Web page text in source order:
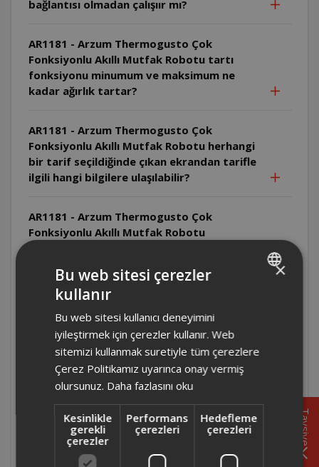
bağlantısı olmadan çalışıır mı?
AR1181 - Arzum Thermogusto Çok
Fonksiyonlu Akıllı Mutfak Robotu tartı
fonksiyonu minumum ve maksimum ne
kadar ağırlık tartar?
AR1181 - Arzum Thermogusto Çok
Fonksiyonlu Akıllı Mutfak Robotu herhangi
bir tarif seçildiğinde çıkan ekrandan tarifle
ilgili hangi bilgilere ulaşılabilir?
AR1181 - Arzum Thermogusto Çok
Fonksiyonlu Akıllı Mutfak Robotu
AR1181 - Arzum Thermogusto Çok
Fonksiyonlu Akıllı Mutfak Robotu'nun
aksesuarları nelerdir?
AR1181 - Arzum Thermogusto Çok
Fonksiyonlu Akıllı Mutfak Robot'nun tarif
görsellerinin üzerinde hangi bilgilere
ulaşılabilir?
AR1181 - Arzum Thermogusto Çok
Fonksiyonlu Akıllı Mutfak Robotu'nun ana
Tavsiye
×
Bu web sitesi çerezler
kullanır
Bu web sitesi kullanıcı deneyimini
iyileştirmek için çerezler kullanır. Web
sitemizi kullanmak suretiyle tüm çerezlere
Çerez Politikamız uyarınca onay vermiş
olursunuz. Daha fazlasını oku
Kesinlikle
gerekli
çerezler
Performans
çerezleri
Hedefleme
çerezleri